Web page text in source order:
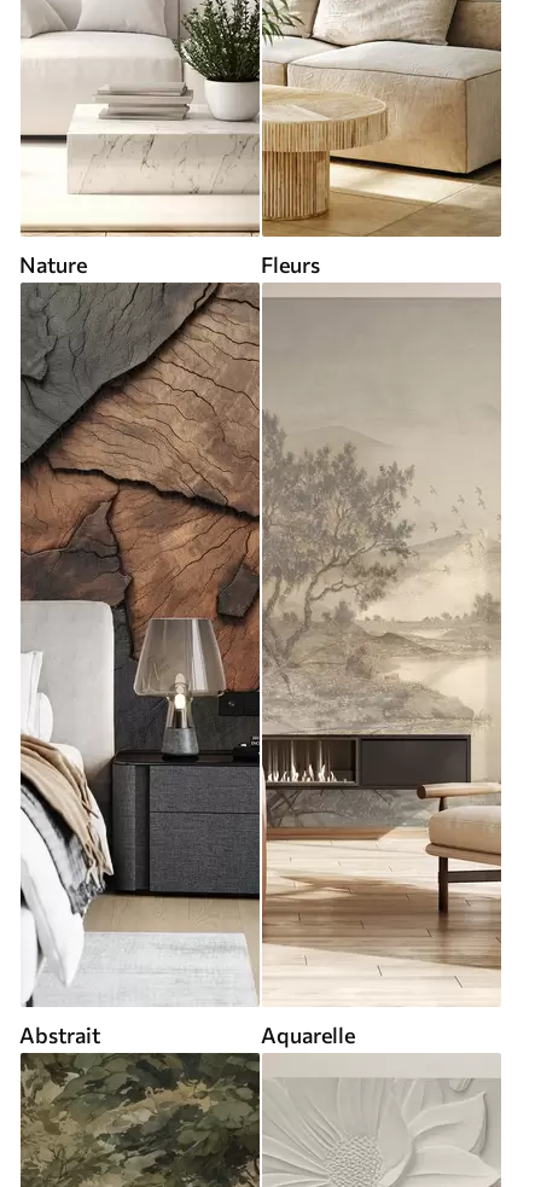
Nature Fleurs
Abstrait Aquarelle